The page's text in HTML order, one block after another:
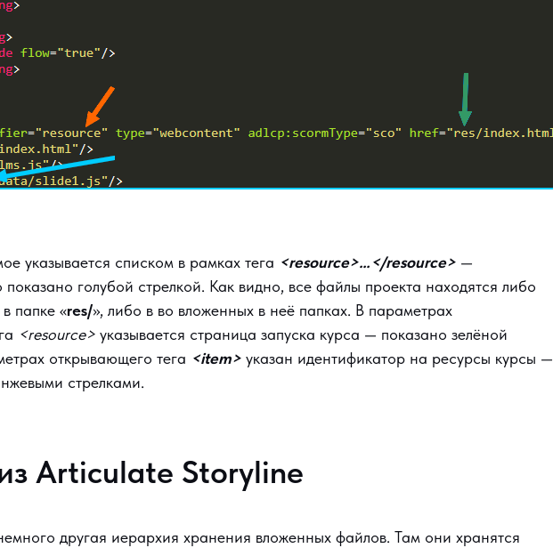
указывается списком в рамках тега <resource>…</resource> —
голубой стрелкой. Как видно, все файлы проекта находятся либо
папке «res/», либо в во вложенных в неё папках. В параметрах
<resource> указывается страница запуска курса — показано зелёной
открывающего тега <item> указан идентификатор на ресурсы курсы —
стрелками.
Articulate Storyline
другая иерархия хранения вложенных файлов. Там они хранятся